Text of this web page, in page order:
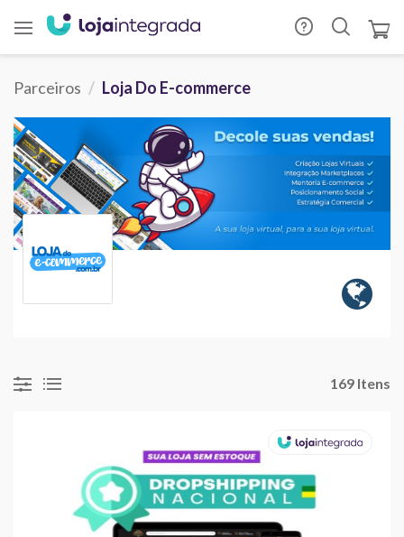
Parceiros Loja Do E-commerce
169 Itens